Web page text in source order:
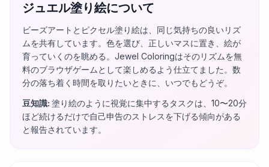
ジュエル塗り絵について
ビーズアートとピクセル塗り絵は、同じ気持ちの良いリズ
ムを共有しています。色を選び、正しいマスに置き、絵が
育っていくのを眺める。Jewel Coloringはそのリズムを無
料のブラウザゲームとして楽しめるよう仕立てました。数
分の落ち着く時間を取りたいときに、いつでもどうぞ。
豆知識: 塗り絵のように視覚に集中するタスクは、10〜20分
ほど続けるだけで自己申告のストレスを下げる傾向がある
と報告されています。